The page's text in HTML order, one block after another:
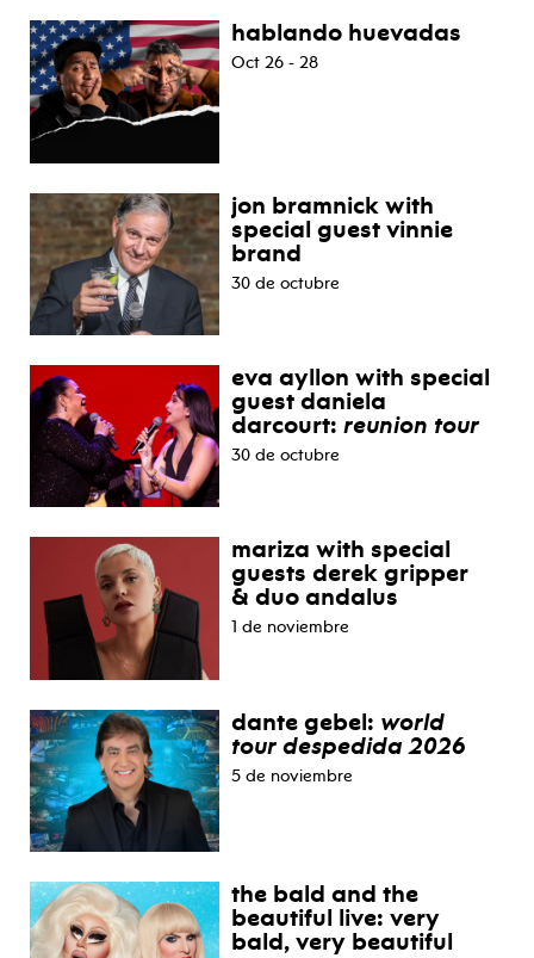
hablando huevadas
Oct 26 - 28
jon bramnick with
special guest vinnie
brand
30 de octubre
eva ayllon with special
guest daniela
darcourt:reunion tour
30 de octubre
mariza with special
guests derek gripper
& duo andalus
1 de noviembre
dante gebel: world
tour despedida 2026
5 de noviembre
the bald and the
beautiful live: very
bald, very beautiful